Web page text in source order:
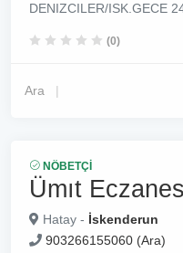
DENIZCILER/ISK.GECE
(0)
Ara
NÖBETÇI
Ümıt
Hatay - İskenderun
903266155060 (Ara)